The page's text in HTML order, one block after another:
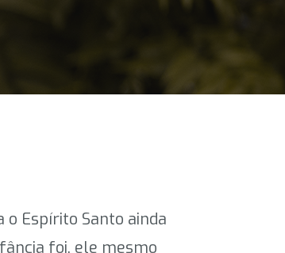
o Espírito Santo ainda
foi, ele mesmo